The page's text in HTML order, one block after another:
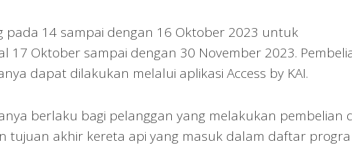
pada 14 sampai dengan 16 Oktober 2023 untuk
17 Oktober sampai dengan 30 November 2023.
dapat dilakukan melalui aplikasi Access by KAI.
berlaku bagi pelanggan yang melakukan pembelian
tujuan akhir kereta api yang masuk dalam daftar